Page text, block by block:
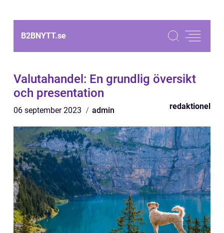
B2BNYTT.se
Valutahandel: En grundlig översikt
och presentation
06 september 2023 admin redaktionel